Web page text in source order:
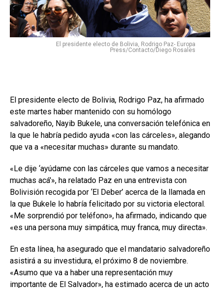
El presidente electo de Bolivia, Rodrigo Paz- Europa
Press/Contacto/Diego Rosales
El presidente electo de Bolivia, Rodrigo Paz, ha afirmado
este martes haber mantenido con su homólogo
salvadoreño, Nayib Bukele, una conversación telefónica en
la que le habría pedido ayuda «con las cárceles», alegando
que va a «necesitar muchas» durante su mandato.
«Le dije ‘ayúdame con las cárceles que vamos a necesitar
muchas acá'», ha relatado Paz en una entrevista con
Bolivisión recogida por ‘El Deber’ acerca de la llamada en
la que Bukele lo habría felicitado por su victoria electoral.
«Me sorprendió por teléfono», ha afirmado, indicando que
«es una persona muy simpática, muy franca, muy directa».
En esta línea, ha asegurado que el mandatario salvadoreño
asistirá a su investidura, el próximo 8 de noviembre.
«Asumo que va a haber una representación muy
importante de El Salvador», ha estimado acerca de un acto